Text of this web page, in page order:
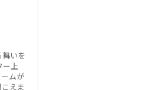
いを
ー上
ムが
えま